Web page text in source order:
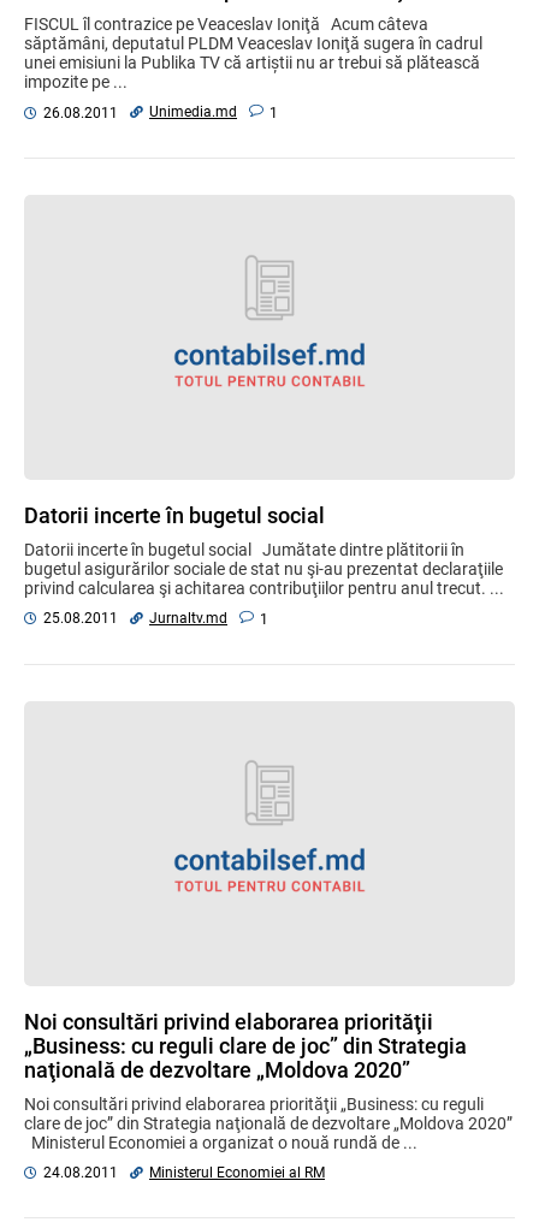
FISCUL îl contrazice pe Veaceslav Ioniţă Acum câteva
săptămâni, deputatul PLDM Veaceslav Ioniţă sugera în cadrul
unei emisiuni la Publika TV că artiștii nu ar trebui să plătească
impozite pe ...
26.08.2011 Unimedia.md 1
Datorii incerte în bugetul social
Datorii incerte în bugetul social Jumătate dintre plătitorii în
bugetul asigurărilor sociale de stat nu şi-au prezentat declaraţiile
privind calcularea şi achitarea contribuţiilor pentru anul trecut. ...
25.08.2011 Jurnaltv.md 1
Noi consultări privind elaborarea priorităţii
„Business: cu reguli clare de joc” din Strategia
naţională de dezvoltare „Moldova 2020”
Noi consultări privind elaborarea priorităţii „Business: cu reguli
clare de joc” din Strategia naţională de dezvoltare „Moldova 2020”
Ministerul Economiei a organizat o nouă rundă de ...
24.08.2011 Ministerul Economiei al RM